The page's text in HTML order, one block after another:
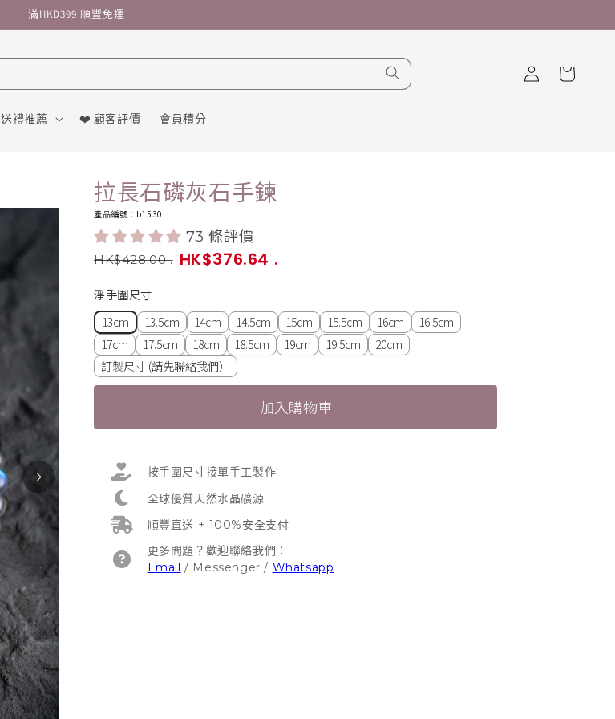
滿HKD399 順豐免運
送禮推薦 ❤️ 顧客評價 會員積分
登
入
物
拉長石磷灰石手鍊
產品編號：b1530
73 條評價
HK$376.64 .
HK$428.00.
淨手圍尺寸
13cm 13.5cm 14cm 14.5cm 15cm 15.5cm 16cm
16.5cm
17cm
17.5cm 18cm 18.5cm 19cm 19.5cm
20cm
訂製尺寸 (請先聯絡我們）
加入購物車
按手圍尺寸接單手工製作
全球優質天然水晶礦源
順豐直送 + 100%安全支付
更多問題？歡迎聯絡我們：
Email / Messenger / Whatsapp